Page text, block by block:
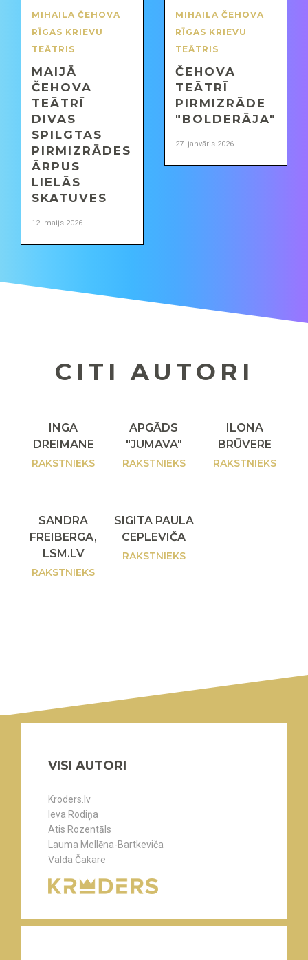
MIHAILA ČEHOVA
RĪGAS KRIEVU
TEĀTRIS
MAIJĀ
ČEHOVA
TEĀTRĪ
DIVAS
SPILGTAS
PIRMIZRĀDES
ĀRPUS
LIELĀS
SKATUVES
12. maijs 2026
MIHAILA ČEHOVA
RĪGAS KRIEVU
TEĀTRIS
ČEHOVA
TEĀTRĪ
PIRMIZRĀDE
"BOLDERĀJA"
27. janvāris 2026
CITI AUTORI
INGA
DREIMANE
RAKSTNIEKS
APGĀDS
"JUMAVA"
RAKSTNIEKS
ILONA
BRŪVERE
RAKSTNIEKS
SANDRA
FREIBERGA,
LSM.LV
RAKSTNIEKS
SIGITA PAULA
CEPLEVIČA
RAKSTNIEKS
VISI AUTORI
Kroders.lv
Ieva Rodiņa
Atis Rozentāls
Lauma Mellēna-Bartkeviča
Valda Čakare